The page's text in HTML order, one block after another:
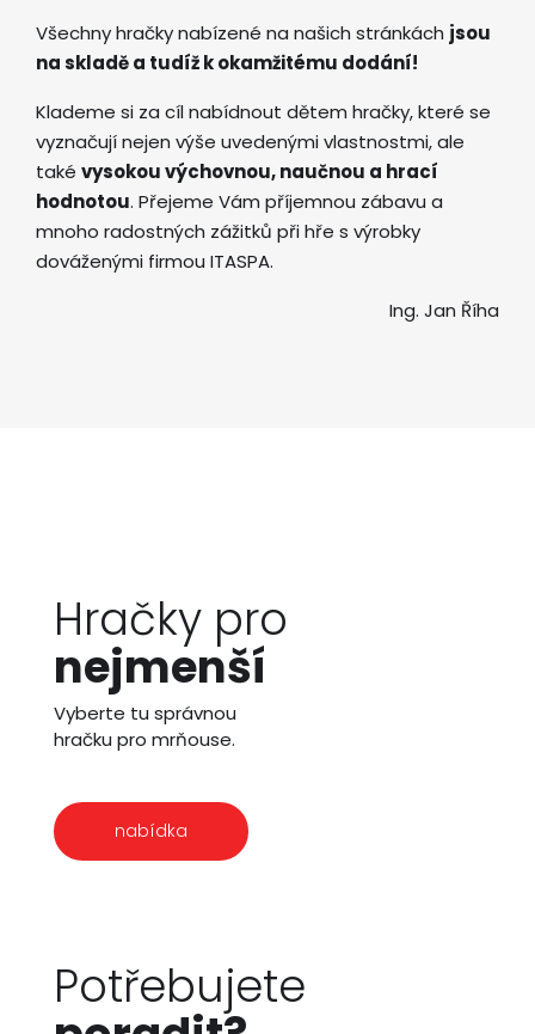
Všechny hračky nabízené na našich stránkách jsou
na skladě a tudíž k okamžitému dodání!
Klademe si za cíl nabídnout dětem hračky, které se
vyznačují nejen výše uvedenými vlastnostmi, ale
také vysokou výchovnou, naučnou a hrací
hodnotou. Přejeme Vám příjemnou zábavu a
mnoho radostných zážitků při hře s výrobky
dováženými firmou ITASPA.
Ing. Jan Říha
Hračky pro
nejmenší
Vyberte tu správnou
hračku pro mrňouse.
nabídka
Potřebujete